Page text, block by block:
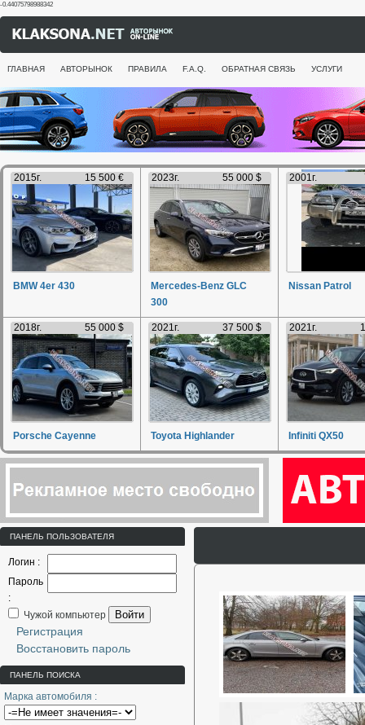
-0.44075798988342
ГЛАВНАЯ АВТОРЫНОК ПРАВИЛА F.A.Q. ОБРАТНАЯ СВЯЗЬ УСЛУГИ
2015г. 15 500 €
BMW 4er 430
2023г. 55 000 $
Mercedes-Benz GLC
300
2001г.
Nissan Patrol
2018г. 55 000 $
Porsche Cayenne
2021г. 37 500 $
Toyota Highlander
2021г.
Infiniti QX50
ПАНЕЛЬ ПОЛЬЗОВАТЕЛЯ
Логин :
Пароль
:
Чужой компьютер
Войти
Регистрация
Восстановить пароль
ПАНЕЛЬ ПОИСКА
Марка автомобиля :